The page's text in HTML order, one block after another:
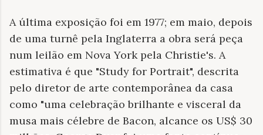
A última exposição foi em 1977; em maio, depois
de uma turnê pela Inglaterra a obra será peça
num leilão em Nova York pela Christie's. A
estimativa é que "Study for Portrait", descrita
pelo diretor de arte contemporânea da casa
como "uma celebração brilhante e visceral da
musa mais célebre de Bacon, alcance os US$ 30